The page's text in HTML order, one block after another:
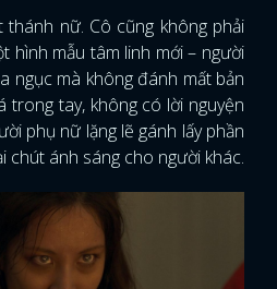
thánh nữ. Cô cũng không phải
hình mẫu tâm linh mới – người
ngục mà không đánh mất bản
trong tay, không có lời nguyện
phụ nữ lặng lẽ gánh lấy phần
chút ánh sáng cho người khác.